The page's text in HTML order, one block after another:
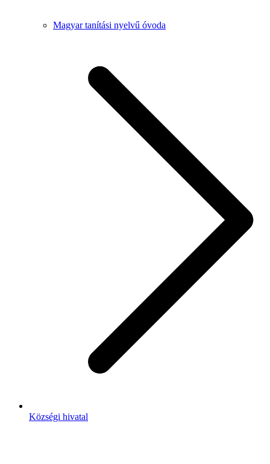
Magyar tanítási nyelvű óvoda
Községi hivatal